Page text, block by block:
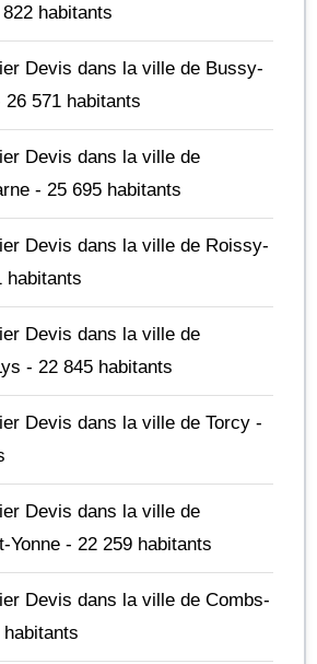
habitants
Devis dans la ville de Bussy-
26 571 habitants
Devis dans la ville de
- 25 695 habitants
Devis dans la ville de Roissy-
habitants
Devis dans la ville de
- 22 845 habitants
Devis dans la ville de Torcy -
Devis dans la ville de
Yonne - 22 259 habitants
Devis dans la ville de Combs-